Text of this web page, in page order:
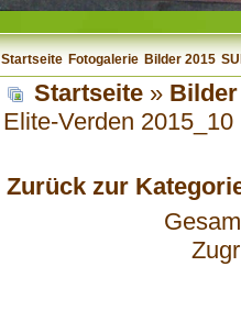
Startseite Fotogalerie Bilder 2015
Startseite » Bilder
Elite-Verden 2015_10
Zurück zur